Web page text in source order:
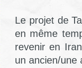
Le projet de
en même
revenir en
un ancien/une